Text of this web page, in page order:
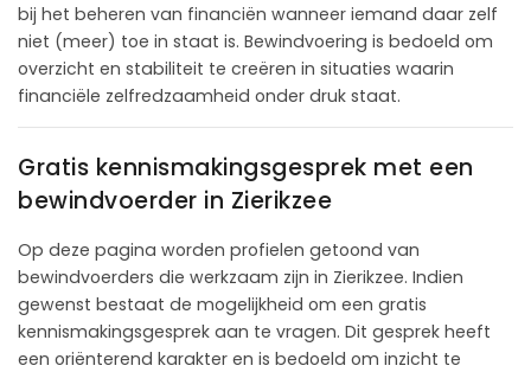
bij het beheren van financiën wanneer iemand daar zelf
niet (meer) toe in staat is. Bewindvoering is bedoeld om
overzicht en stabiliteit te creëren in situaties waarin
financiële zelfredzaamheid onder druk staat.
Gratis kennismakingsgesprek met een
bewindvoerder in Zierikzee
Op deze pagina worden profielen getoond van
bewindvoerders die werkzaam zijn in Zierikzee. Indien
gewenst bestaat de mogelijkheid om een gratis
kennismakingsgesprek aan te vragen. Dit gesprek heeft
een oriënterend karakter en is bedoeld om inzicht te